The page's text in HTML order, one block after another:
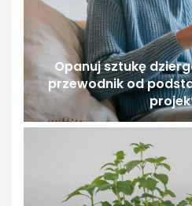
Opanuj sztukę
przewodnik od